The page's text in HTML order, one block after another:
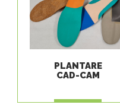
PLANTARE
CAD-CAM